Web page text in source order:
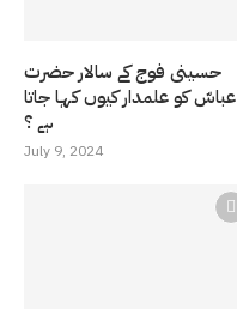
حسینی فوج کے سالار حضرت
عباسّ کو علمدار کیوں کہا جاتا
ہے ؟
July 9, 2024